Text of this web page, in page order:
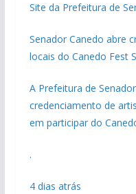
Site da Prefeitura de
Senador Canedo abre
locais do Canedo Fest
A Prefeitura de
credenciamento de
em participar do
.
4 dias atrás